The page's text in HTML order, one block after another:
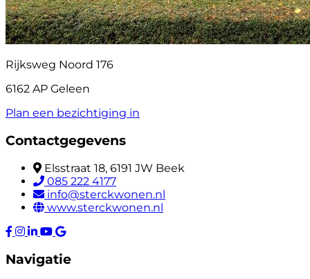
Rijksweg Noord 176
6162 AP Geleen
Plan een bezichtiging in
Contactgegevens
Elsstraat 18, 6191 JW Beek
085 222 4177
info@sterckwonen.nl
www.sterckwonen.nl
Navigatie